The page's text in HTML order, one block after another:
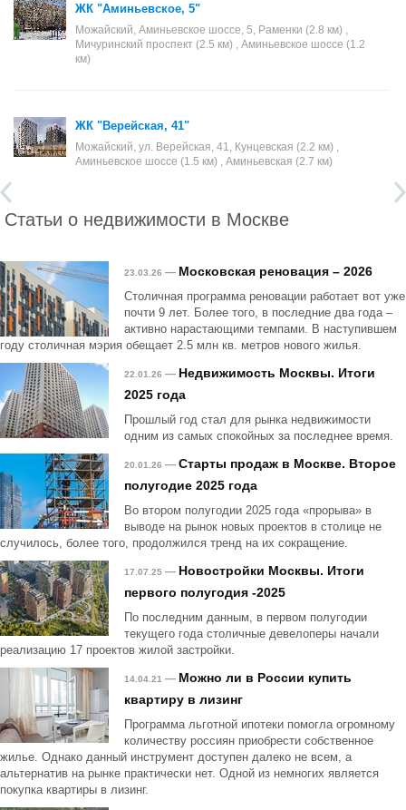
ЖК "Аминьевское, 5"
Можайский, Аминьевское шоссе, 5, Раменки (2.8 км) ,
Мичуринский проспект (2.5 км) , Аминьевское шоссе (1.2
км)
ЖК "Верейская, 41"
Можайский, ул. Верейская, 41, Кунцевская (2.2 км) ,
Аминьевское шоссе (1.5 км) , Аминьевская (2.7 км)
Статьи о недвижимости в Москве
23.03.26 — Московская реновация – 2026
Столичная программа реновации работает вот уже
почти 9 лет. Более того, в последние два года –
активно нарастающими темпами. В наступившем
году столичная мэрия обещает 2.5 млн кв. метров нового жилья.
22.01.26 — Недвижимость Москвы. Итоги
2025 года
Прошлый год стал для рынка недвижимости
одним из самых спокойных за последнее время.
20.01.26 — Старты продаж в Москве. Второе
полугодие 2025 года
Во втором полугодии 2025 года «прорыва» в
выводе на рынок новых проектов в столице не
случилось, более того, продолжился тренд на их сокращение.
17.07.25 — Новостройки Москвы. Итоги
первого полугодия -2025
По последним данным, в первом полугодии
текущего года столичные девелоперы начали
реализацию 17 проектов жилой застройки.
14.04.21 — Можно ли в России купить
квартиру в лизинг
Программа льготной ипотеки помогла огромному
количеству россиян приобрести собственное
жилье. Однако данный инструмент доступен далеко не всем, а
альтернатив на рынке практически нет. Одной из немногих является
покупка квартиры в лизинг.